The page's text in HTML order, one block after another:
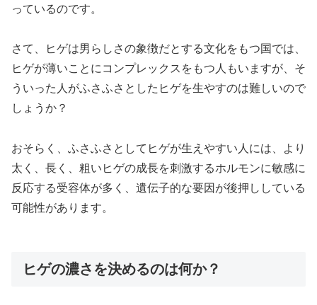
っているのです。
さて、ヒゲは男らしさの象徴だとする文化をもつ国では、
ヒゲが薄いことにコンプレックスをもつ人もいますが、そ
ういった人がふさふさとしたヒゲを生やすのは難しいので
しょうか？
おそらく、ふさふさとしてヒゲが生えやすい人には、より
太く、長く、粗いヒゲの成長を刺激するホルモンに敏感に
反応する受容体が多く、遺伝子的な要因が後押ししている
可能性があります。
ヒゲの濃さを決めるのは何か？